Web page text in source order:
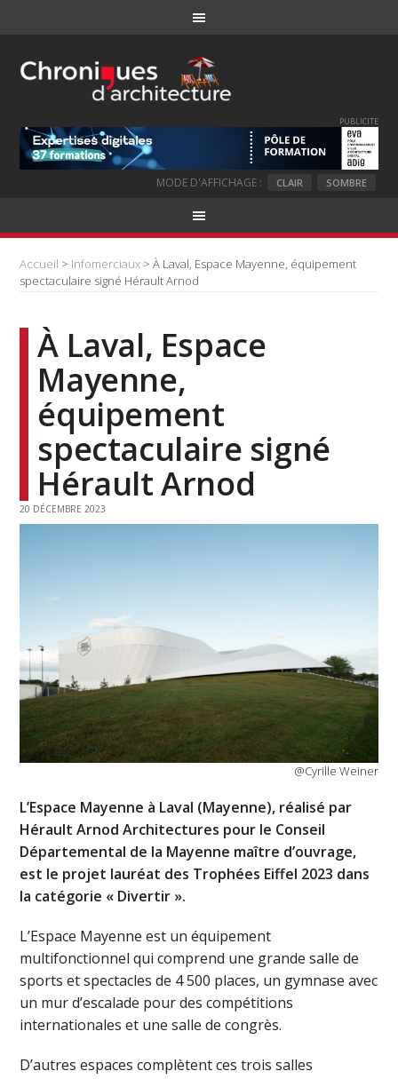
PUBLICITE
MODE D'AFFICHAGE : CLAIR SOMBRE
Accueil > Infomerciaux > À Laval, Espace Mayenne, équipement
spectaculaire signé Hérault Arnod
À Laval, Espace
Mayenne,
équipement
spectaculaire signé
Hérault Arnod
20 DÉCEMBRE 2023
@Cyrille Weiner
L’Espace Mayenne à Laval (Mayenne), réalisé par
Hérault Arnod Architectures pour le Conseil
Départemental de la Mayenne maître d’ouvrage,
est le projet lauréat des Trophées Eiffel 2023 dans
la catégorie « Divertir ».
L’Espace Mayenne est un équipement
multifonctionnel qui comprend une grande salle de
sports et spectacles de 4 500 places, un gymnase avec
un mur d’escalade pour des compétitions
internationales et une salle de congrès.
D’autres espaces complètent ces trois salles